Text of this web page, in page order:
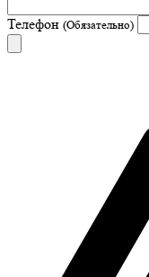
Телефон (Обязательно)